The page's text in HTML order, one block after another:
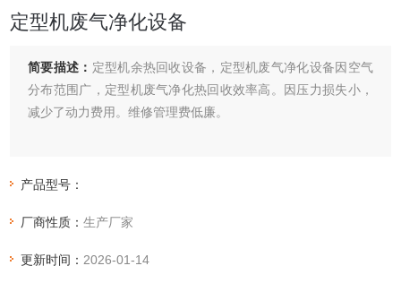
定型机废气净化设备
简要描述： 定型机余热回收设备，定型机废气净化设备因空气
分布范围广，定型机废气净化热回收效率高。因压力损失小，
减少了动力费用。维修管理费低廉。
产品型号：
厂商性质：生产厂家
更新时间：2026-01-14